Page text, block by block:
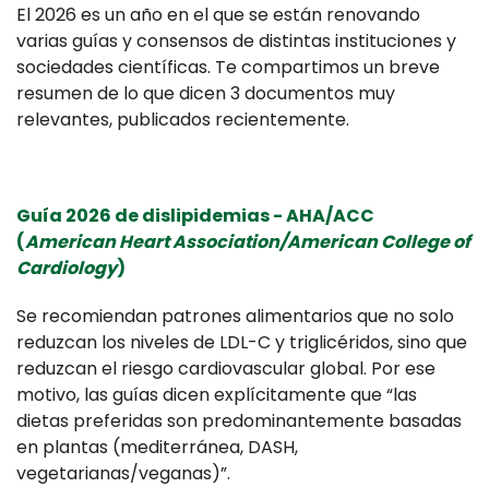
El 2026 es un año en el que se están renovando
varias guías y consensos de distintas instituciones y
sociedades científicas. Te compartimos un breve
resumen de lo que dicen 3 documentos muy
relevantes, publicados recientemente.
Guía 2026 de dislipidemias - AHA/ACC
(American Heart Association/American College of
Cardiology)
Se recomiendan patrones alimentarios que no solo
reduzcan los niveles de LDL-C y triglicéridos, sino que
reduzcan el riesgo cardiovascular global. Por ese
motivo, las guías dicen explícitamente que “las
dietas preferidas son predominantemente basadas
en plantas (mediterránea, DASH,
vegetarianas/veganas)”.